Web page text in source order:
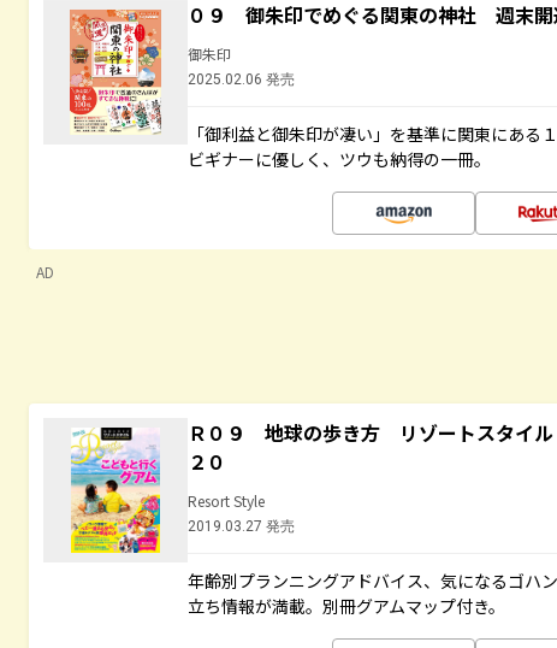
０９ 御朱印でめぐる関東の神社 週末
御朱印
2025.02.06 発売
「御利益と御朱印が凄い」を基準に関東にある
ビギナーに優しく、ツウも納得の一冊。
AD
Ｒ０９ 地球の歩き方 リゾートスタイ
２０
Resort Style
2019.03.27 発売
年齢別プランニングアドバイス、気になるゴハ
立ち情報が満載。別冊グアムマップ付き。